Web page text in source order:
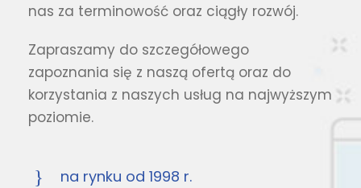
nas za terminowość oraz ciągły rozwój.
Zapraszamy do szczegółowego
zapoznania się z naszą ofertą oraz do
korzystania z naszych usług na najwyższym
poziomie.
na rynku od 1998 r.